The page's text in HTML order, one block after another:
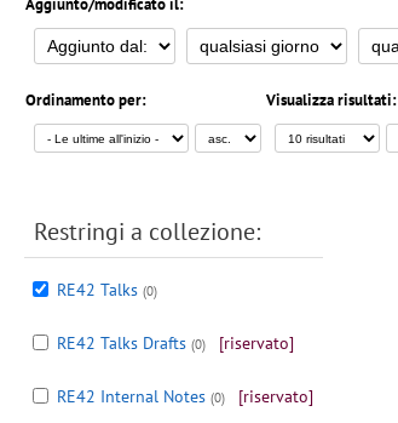
Aggiunto/modificato il:
Ordinamento per: Visualizza risultati:
Restringi a collezione:
RE42 Talks (0)
RE42 Talks Drafts (0) [riservato]
RE42 Internal Notes (0) [riservato]